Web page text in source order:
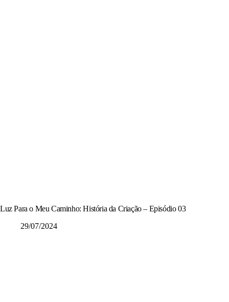
Luz Para o Meu Caminho: História da Criação – Episódio 03
29/07/2024